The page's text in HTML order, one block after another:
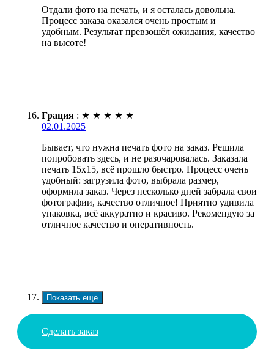
Отдали фото на печать, и я осталась довольна.
Процесс заказа оказался очень простым и
удобным. Результат превзошёл ожидания, качество
на высоте!
Грация : ★ ★ ★ ★ ★
02.01.2025
Бывает, что нужна печать фото на заказ. Решила
попробовать здесь, и не разочаровалась. Заказала
печать 15х15, всё прошло быстро. Процесс очень
удобный: загрузила фото, выбрала размер,
оформила заказ. Через несколько дней забрала свои
фотографии, качество отличное! Приятно удивила
упаковка, всё аккуратно и красиво. Рекомендую за
отличное качество и оперативность.
Показать еще
Сделать заказ